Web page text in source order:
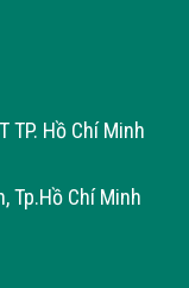
TP. Hồ Chí Minh
Tp.Hồ Chí Minh